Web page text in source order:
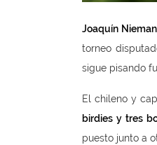
Joaquín
torneo
sigue pisando
El chileno y
birdies y tres
puesto junto a